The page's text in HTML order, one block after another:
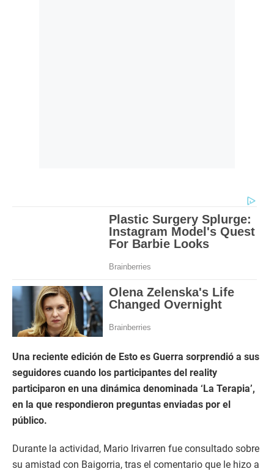
Una reciente edición de Esto es Guerra sorprendió a sus
seguidores cuando los participantes del reality
participaron en una dinámica denominada ‘La Terapia’,
en la que respondieron preguntas enviadas por el
público.
Durante la actividad, Mario Irivarren fue consultado sobre
su amistad con Baigorria, tras el comentario que le hizo a